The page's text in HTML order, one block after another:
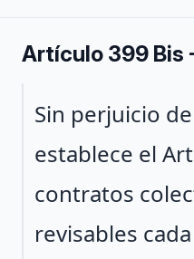
Artículo 399 Bis
Párrafo 1
Sin perjuicio
establece el
contratos
revisables